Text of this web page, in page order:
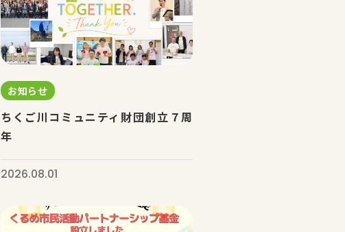
お知らせ
ちくご川コミュニティ財団創立７周
年
2026.08.01